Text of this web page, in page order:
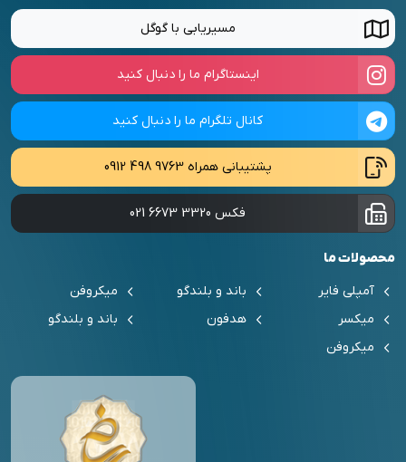
مسیریابی با گوگل
اینستاگرام ما را دنبال کنید
کانال تلگرام ما را دنبال کنید
پشتیبانی همراه0912 498 9763
فکس 021 6673 3320
محصولات ما
آمپلی فایر
باند و بلندگو
میکروفن
میکسر
هدفون
باند و بلندگو
میکروفن